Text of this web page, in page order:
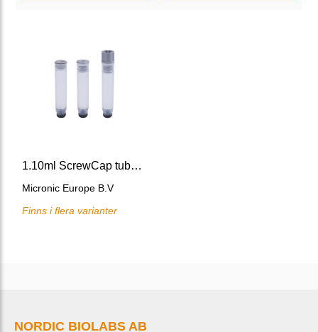
1.10ml ScrewCap tubes V-bottom
Micronic Europe B.V
Finns i flera varianter
NORDIC BIOLABS AB